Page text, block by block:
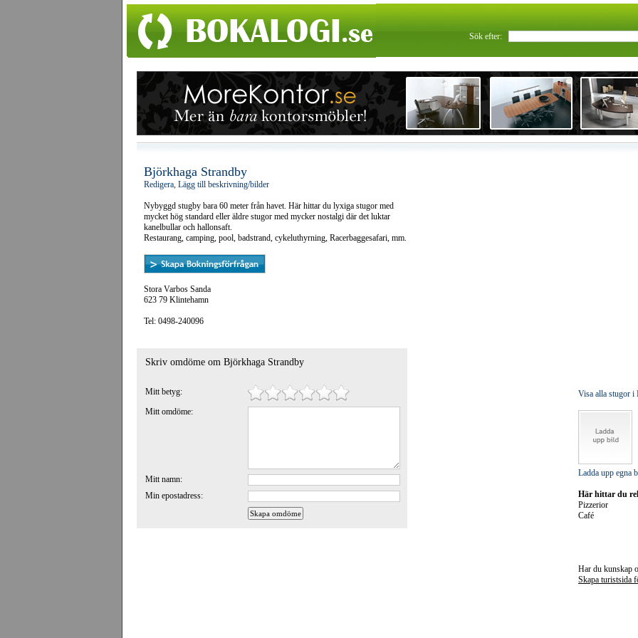
Sök efter:
Björkhaga Strandby
Redigera, Lägg till beskrivning/bilder
Nybyggd stugby bara 60 meter från havet. Här hittar du lyxiga stugor med
mycket hög standard eller äldre stugor med mycker nostalgi där det luktar
kanelbullar och hallonsaft.
Restaurang, camping, pool, badstrand, cykeluthyrning, Racerbaggesafari, mm.
Stora Varbos Sanda
623 79 Klintehamn
Tel: 0498-240096
Skriv omdöme om Björkhaga Strandby
Mitt betyg:
Mitt omdöme:
Mitt namn:
Min epostadress:
Visa alla stugor i
Ladda upp egna
Här hittar du
Pizzerior
Café
Har du kunskap
Skapa turistsida